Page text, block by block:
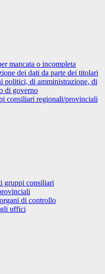
mancata o incompleta
dei dati da parte dei titolari
politici, di amministrazione, di
di governo
consiliari regionali/provinciali
gruppi consiliari
di controllo
uffici